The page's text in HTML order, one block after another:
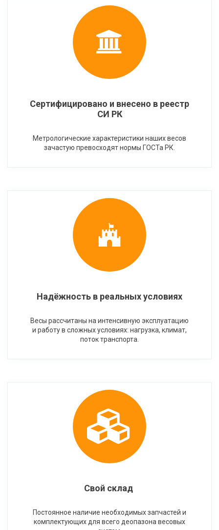
Сертифицировано и внесено в реестр
СИ РК
Метрологические характеристики наших весов
зачастую превосходят нормы ГОСТа РК.
Надёжность в реальных условиях
Весы рассчитаны на интенсивную эксплуатацию
и работу в сложных условиях: нагрузка, климат,
поток транспорта.
Свой склад
Постоянное наличие необходимых запчастей и
комплектующих для всего деопазона весовых